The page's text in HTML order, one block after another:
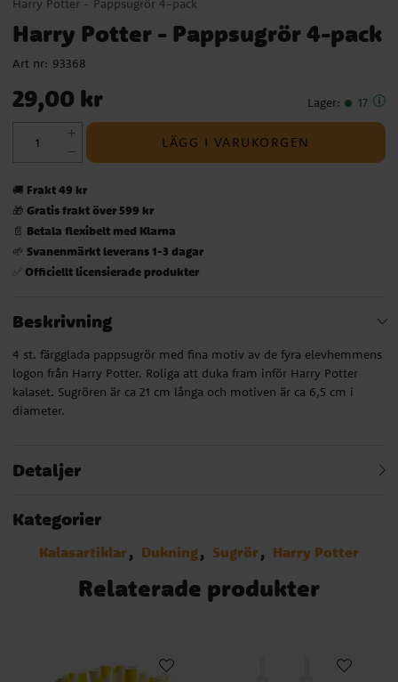
Harry Potter - Pappsugrör 4-pack
Harry Potter - Pappsugrör 4-pack
Art nr: 93368
Pris: 29,00 kr
29,00 kr Lager: 17
LÄGG I VARUKORGEN
🚚 Frakt 49 kr
🎁 Gratis frakt över 599 kr
📄 Betala flexibelt med Klarna
🌱 Svanenmärkt leverans 1-3 dagar
✅ Officiellt licensierade produkter
Beskrivning
4 st. färgglada pappsugrör med fina motiv av de fyra elevhemmens
logon från Harry Potter. Roliga att duka fram inför Harry Potter
kalaset. Sugrören är ca 21 cm långa och motiven är ca 6,5 cm i
diameter.
Detaljer
Kategorier
Kalasartiklar Dukning Sugrör Harry Potter
Relaterade produkter